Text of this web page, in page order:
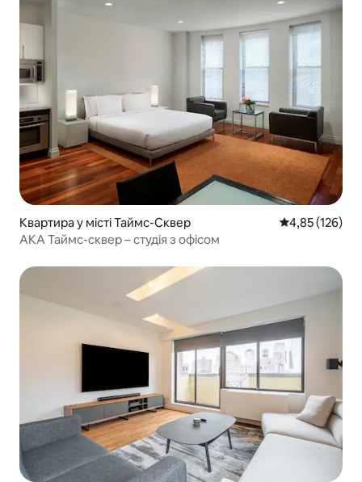
Квартира у місті Таймс-Сквер Середня
4,85 (126)
AKA Таймс-сквер – студія з офісом